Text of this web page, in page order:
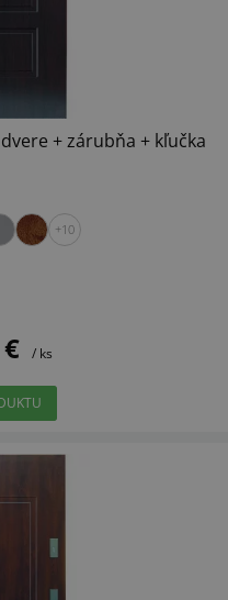
+ zárubňa + kľučka
+10
/ ks